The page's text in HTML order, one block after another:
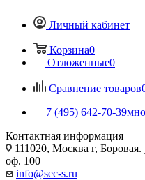
Личный кабинет
Корзина0
Отложенные0
Сравнение товаров
+7 (495) 642-70-39
Контактная информация
111020, Москва г,
оф. 100
info@sec-s.ru